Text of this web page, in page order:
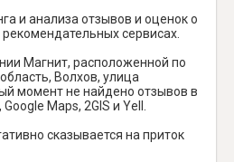
и анализа отзывов и оценок о
сервисах.
Магнит, расположенной по
Волхов, улица
момент не найдено отзывов в
Maps, 2GIS и Yell.
сказывается на приток